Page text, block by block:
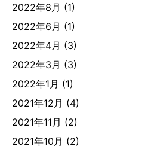
2022年8月 (1)
2022年6月 (1)
2022年4月 (3)
2022年3月 (3)
2022年1月 (1)
2021年12月 (4)
2021年11月 (2)
2021年10月 (2)